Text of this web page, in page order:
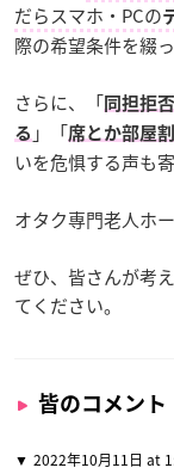
だらスマホ・PCの
際の希望条件を綴
さらに、「 同担拒
る 」「席とか部屋
いを危惧する声も
オタク専門老人ホ
ぜひ、皆さんが考
てください。
皆のコメント
2022年10月11日 at